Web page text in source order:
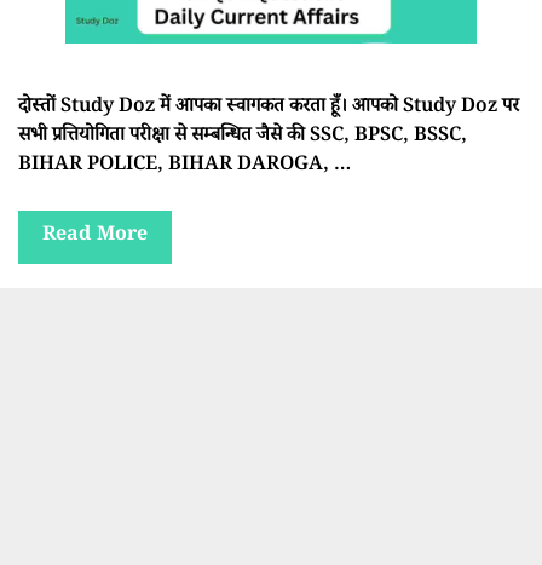
दोस्तों Study Doz में आपका स्वागकत करता हूँ। आपको Study Doz पर
सभी प्रत्तियोगिता परीक्षा से सम्बन्धित जैसे की SSC, BPSC, BSSC,
BIHAR POLICE, BIHAR DAROGA, …
Read More